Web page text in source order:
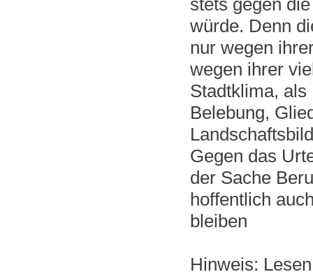
stets gegen
würde. Denn
nur wegen
wegen ihrer
Stadtklima, als
Belebung,
Gegen das
der Sache
hoffentlich
bleiben
Hinweis: